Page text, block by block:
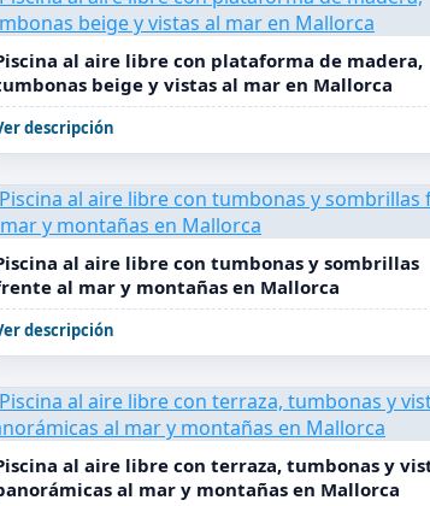
al aire libre con plataforma de madera,
beige y vistas al mar en Mallorca
descripción
al aire libre con tumbonas y sombrillas
al mar y montañas en Mallorca
descripción
al aire libre con terraza, tumbonas y
al mar y montañas en Mallorca